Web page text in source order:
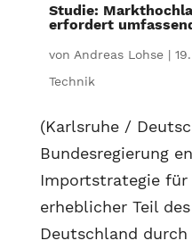
Studie:
erfordert
von Andreas Lohse|
Technik
(Karlsruhe /
Bundesregierung
Importstrategie für
erheblicher Teil
Deutschland